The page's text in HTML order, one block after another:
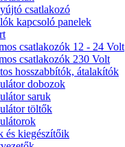
csatlakozó
kapcsoló panelek
csatlakozók 12 - 24 Volt
csatlakozók 230 Volt
hosszabbítók, átalakítók
dobozok
saruk
töltők
és kiegészítőik